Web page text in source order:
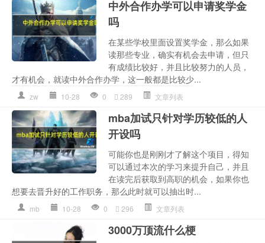
中外合作办学可以申请奖学金
吗
在某些学校里面设置奖学金，那么如果
读那些专业，确实有机会去申请，但只
有成绩比较好，并且比较努力的人员，
才有机会，就读中外合作办学，这一般都是比较少...
zw 10-28 0 289 文章列表
mba加试只针对学历较低的人
开设吗
可能你也是刚刚才了解这个项目，得知
可以通过本次的学习来提升自己，并且
在读完后获取到高职的机会，如果你也
想要去晋升好的工作职务，那么此时就可以抽出时...
mb 10-28 0 296 文章列表
3000万顶流什么梗